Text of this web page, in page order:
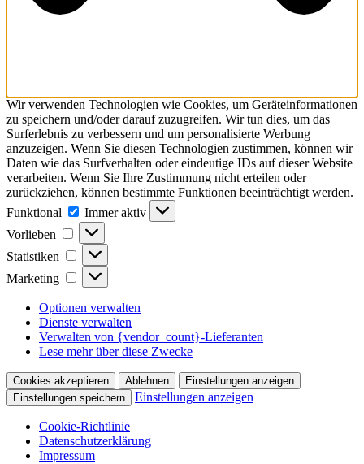
Wir verwenden Technologien wie Cookies, um Geräteinformationen
zu speichern und/oder darauf zuzugreifen. Wir tun dies, um das
Surferlebnis zu verbessern und um personalisierte Werbung
anzuzeigen. Wenn Sie diesen Technologien zustimmen, können wir
Daten wie das Surfverhalten oder eindeutige IDs auf dieser Website
verarbeiten. Wenn Sie Ihre Zustimmung nicht erteilen oder
zurückziehen, können bestimmte Funktionen beeinträchtigt werden.
Funktional
Funktional
Immer aktiv
Vorlieben
Vorlieben
Statistiken Statistiken
Marketing Marketing
Optionen verwalten
Dienste verwalten
Verwalten von {vendor_count}-Lieferanten
Lese mehr über diese Zwecke
Cookies akzeptieren Ablehnen
Einstellungen anzeigen
Einstellungen speichern
Einstellungen anzeigen
Cookie-Richtlinie
Datenschutzerklärung
Impressum